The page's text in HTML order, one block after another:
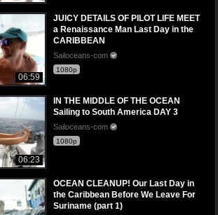
06:59
JUICY DETAILS OF PILOT LIFE MEET
a Renaissance Man Last Day in the
CARIBBEAN
Sailoceans-com
1080p
06:23
IN THE MIDDLE OF THE OCEAN
Sailing to South America DAY 3
Sailoceans-com
1080p
OCEAN CLEANUP! Our Last Day in
the Caribbean Before We Leave For
Suriname (part 1)